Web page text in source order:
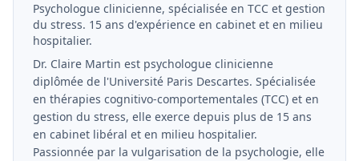
Psychologue clinicienne, spécialisée en TCC et gestion
du stress. 15 ans d'expérience en cabinet et en milieu
hospitalier.
Dr. Claire Martin est psychologue clinicienne
diplômée de l'Université Paris Descartes. Spécialisée
en thérapies cognitivo-comportementales (TCC) et en
gestion du stress, elle exerce depuis plus de 15 ans
en cabinet libéral et en milieu hospitalier.
Passionnée par la vulgarisation de la psychologie, elle